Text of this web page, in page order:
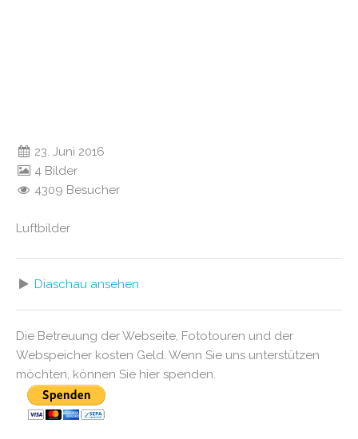
23. Juni 2016
4 Bilder
4309 Besucher
Luftbilder
Diaschau ansehen
Die Betreuung der Webseite, Fototouren und der
Webspeicher kosten Geld. Wenn Sie uns unterstützen
möchten, können Sie hier spenden.